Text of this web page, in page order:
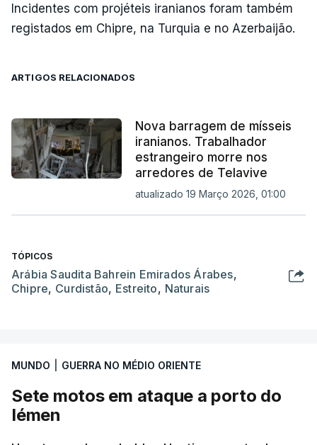
Incidentes com projéteis iranianos foram também
registados em Chipre, na Turquia e no Azerbaijão.
ARTIGOS RELACIONADOS
Nova barragem de mísseis
iranianos. Trabalhador
estrangeiro morre nos
arredores de Telavive
atualizado 19 Março 2026, 01:00
TÓPICOS
Arábia Saudita Bahrein Emirados Árabes,
Chipre, Curdistão, Estreito, Naturais
MUNDO GUERRA NO MÉDIO ORIENTE
Sete motos em ataque a porto do
Iémen